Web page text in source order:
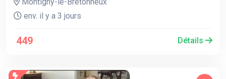
env. il y a 3 jours
449 Détails